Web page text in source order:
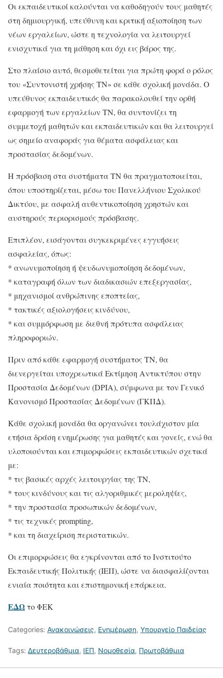
Οι εκπαιδευτικοί καλούνται να καθοδηγούν τους μαθητές
στη δημιουργική, υπεύθυνη και κριτική αξιοποίηση των
νέων εργαλείων, ώστε η τεχνολογία να λειτουργεί
ενισχυτικά για τη μάθηση και όχι εις βάρος της.
Στο πλαίσιο αυτό, θεσμοθετείται για πρώτη φορά ο ρόλος
του «Συντονιστή χρήσης ΤΝ» σε κάθε σχολική μονάδα. Ο
υπεύθυνος εκπαιδευτικός θα παρακολουθεί την ορθή
εφαρμογή των εργαλείων ΤΝ, θα συντονίζει τη
συμμετοχή μαθητών και εκπαιδευτικών και θα λειτουργεί
ως σημείο αναφοράς για θέματα ασφάλειας και
προστασίας δεδομένων.
Η πρόσβαση στα συστήματα ΤΝ θα πραγματοποιείται,
όπου υποστηρίζεται, μέσω του Πανελλήνιου Σχολικού
Δικτύου, με ασφαλή αυθεντικοποίηση χρηστών και
αυστηρούς περιορισμούς πρόσβασης.
Επιπλέον, εισάγονται συγκεκριμένες εγγυήσεις
ασφαλείας, όπως:
* ανωνυμοποίηση ή ψευδωνυμοποίηση δεδομένων,
* καταγραφή όλων των διαδικασιών επεξεργασίας,
* μηχανισμοί ανθρώπινης εποπτείας,
* τακτικές αξιολογήσεις κινδύνου,
* και συμμόρφωση με διεθνή πρότυπα ασφάλειας
πληροφοριών.
Πριν από κάθε εφαρμογή συστήματος ΤΝ, θα
διενεργείται υποχρεωτικά Εκτίμηση Αντικτύπου στην
Προστασία Δεδομένων (DPIA), σύμφωνα με τον Γενικό
Κανονισμό Προστασίας Δεδομένων (ΓΚΠΔ).
Κάθε σχολική μονάδα θα οργανώνει τουλάχιστον μία
ετήσια δράση ενημέρωσης για μαθητές και γονείς, ενώ θα
υλοποιούνται και επιμορφώσεις εκπαιδευτικών σχετικά
με:
* τις βασικές αρχές λειτουργίας της ΤΝ,
* τους κινδύνους και τις αλγοριθμικές μεροληψίες,
* την προστασία προσωπικών δεδομένων,
* τις τεχνικές prompting,
* και τη διαχείριση περιστατικών.
Οι επιμορφώσεις θα εγκρίνονται από το Ινστιτούτο
Εκπαιδευτικής Πολιτικής (ΙΕΠ), ώστε να διασφαλίζονται
ενιαία ποιότητα και επιστημονική επάρκεια.
ΕΔΩτο ΦΕΚ
Categories: Ανακοινώσεις, Ενημέρωση, Υπουργείο Παιδείας
Tags: Δευτεροβάθμια, ΙΕΠ, Νομοθεσία, Πρωτοβάθμια